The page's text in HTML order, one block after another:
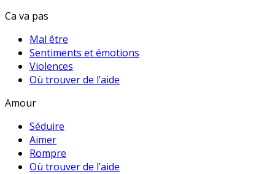
Ca va pas
Mal être
Sentiments et émotions
Violences
Où trouver de l’aide
Amour
Séduire
Aimer
Rompre
Où trouver de l’aide